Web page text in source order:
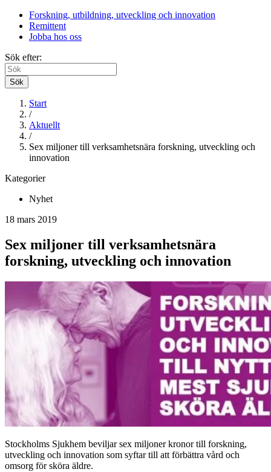
Forskning, utbildning, utveckling och innovation
Remittent
Jobba hos oss
Sök efter:
Sök
Start
/
Aktuellt
/
Sex miljoner till verksamhetsnära forskning, utveckling och
innovation
Kategorier
Nyhet
18 mars 2019
Sex miljoner till verksamhetsnära
forskning, utveckling och innovation
Stockholms Sjukhem beviljar sex miljoner kronor till forskning,
utveckling och innovation som syftar till att förbättra vård och
omsorg för sköra äldre.